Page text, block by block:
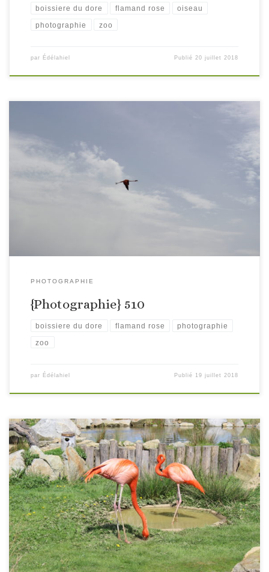
boissiere du dore flamand rose oiseau
photographie zoo
par Édélahiel Publié 20 juillet 2018
PHOTOGRAPHIE
{Photographie} 510
boissiere du dore flamand rose photographie
zoo
par Édélahiel Publié 19 juillet 2018